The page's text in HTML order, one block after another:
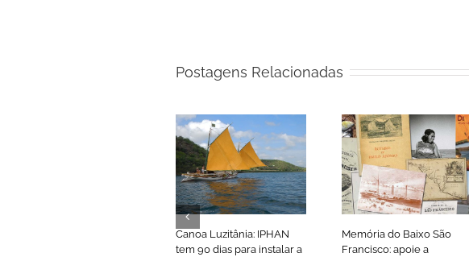
Postagens Relacionadas
Canoa Luzitânia: IPHAN
tem 90 dias para instalar a
Memória do Baixo São
Francisco: apoie a